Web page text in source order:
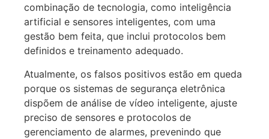
combinação de tecnologia, como inteligência
artificial e sensores inteligentes, com uma
gestão bem feita, que inclui protocolos bem
definidos e treinamento adequado.
Atualmente, os falsos positivos estão em queda
porque os sistemas de segurança eletrônica
dispõem de análise de vídeo inteligente, ajuste
preciso de sensores e protocolos de
gerenciamento de alarmes, prevenindo que